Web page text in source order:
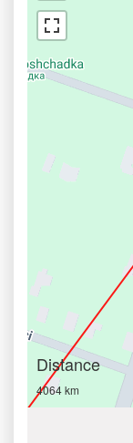
Distance
4064 km